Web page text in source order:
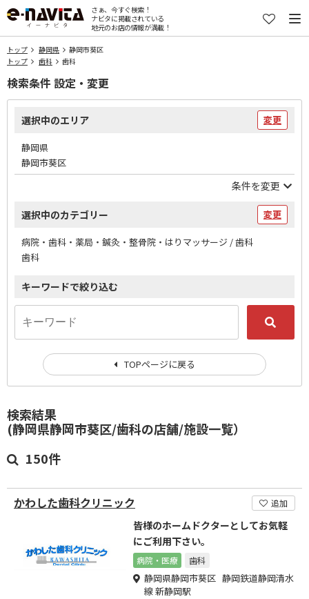
さぁ、今すぐ検索！
ナビタに掲載されている
地元のお店の情報が満載！
トップ 静岡県
静岡市葵区
トップ
歯科 歯科
検索結果
(静岡県静岡市葵区/歯科の店舗/施設一覧）
150件
かわした歯科クリニック 追加
皆様のホームドクターとしてお気軽
にご利用下さい。
病院・医療 歯科
静岡県静岡市葵区 静岡鉄道静岡清水
線 新静岡駅
検索条件 設定・変更
選択中のエリア 変更
静岡県
静岡市葵区
条件を変更
選択中のカテゴリー 変更
病院・歯科・薬局・鍼灸・整骨院・はりマッサージ / 歯科
歯科
キーワードで絞り込む
TOPページに戻る